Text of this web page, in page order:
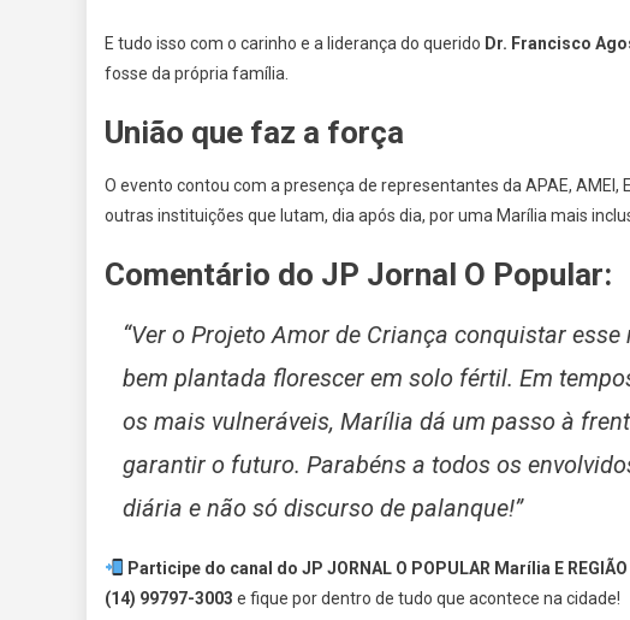
E tudo isso com o carinho e a liderança do querido Dr. Francisco
fosse da própria família.
União que faz a força
O evento contou com a presença de representantes da APAE, AMEI,
outras instituições que lutam, dia após dia, por uma Marília mais
Comentário do JP Jornal O Popular:
“Ver o Projeto Amor de Criança conquistar
bem plantada florescer em solo fértil. Em
os mais vulneráveis, Marília dá um passo à
garantir o futuro. Parabéns a todos os
diária e não só discurso de palanque!”
Participe do canal do JP JORNAL O POPULAR Marília E
(14) 99797-3003 e fique por dentro de tudo que acontece na cidade!